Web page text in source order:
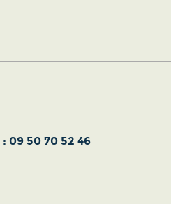
: 09 50 70 52 46